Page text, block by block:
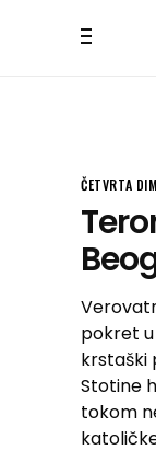
ČETVRTA
pokret
krstaški
Stotine
tokom